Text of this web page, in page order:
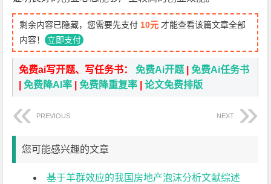
剩余内容已隐藏，您需要先支付 10元 才能查看该篇文章全部
内容！ 立即支付
免费ai写开题、写任务书：免费Ai开题 |免费Ai任务书
|免费降AI率 |免费降重复率 |论文免费排版
PREVIOUS NEXT
您可能感兴趣的文章
基于羊群效应的我国房地产泡沫分析文献综述